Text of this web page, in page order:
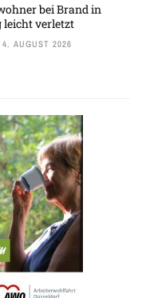
bei Brand in
leicht verletzt
4. AUGUST 2026